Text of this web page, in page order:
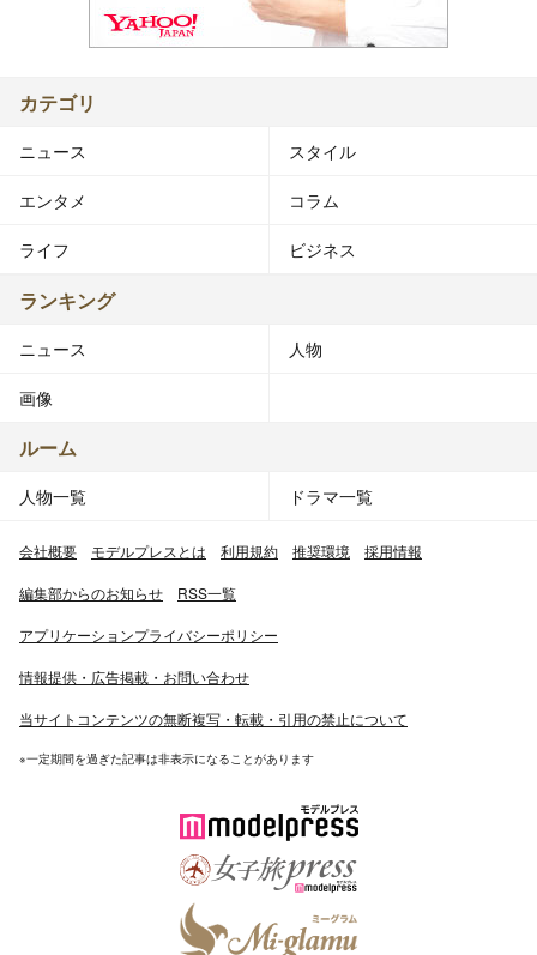
カテゴリ
ニュース スタイル
エンタメ コラム
ライフ ビジネス
ランキング
ニュース 人物
画像
ルーム
人物一覧 ドラマ一覧
会社概要 モデルプレスとは 利用規約 推奨環境 採用情報
編集部からのお知らせ RSS一覧
アプリケーションプライバシーポリシー
情報提供・広告掲載・お問い合わせ
当サイトコンテンツの無断複写・転載・引用の禁止について
※一定期間を過ぎた記事は非表示になることがあります